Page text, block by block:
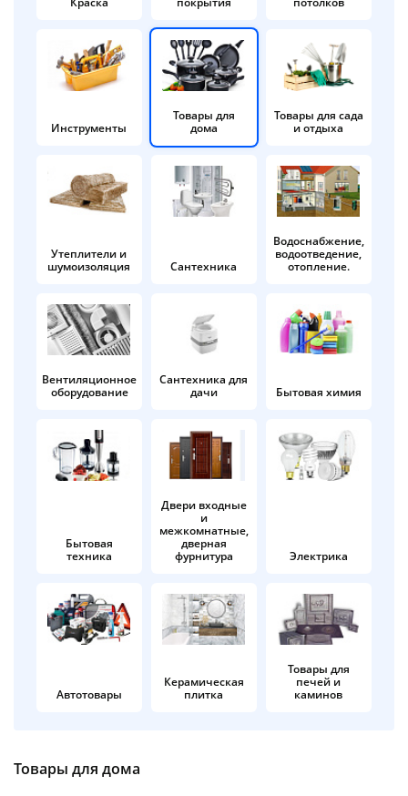
Инструменты
Товары для
дома
Товары для сада
и отдыха
Утеплители и
шумоизоляция
Сантехника
Водоснабжение,
водоотведение,
отопление.
Вентиляционное
оборудование
Сантехника для
дачи
Бытовая химия
Бытовая
техника
Двери входные
и
межкомнатные,
дверная
фурнитура
Электрика
Автотовары
Керамическая
плитка
Товары для
печей и
каминов
Товары для дома
Добавляйте товары
в корзину
Оплачивайте сегодня только
25% картой любого банка
Получайте товар
выбранный способом
Оставшиеся
% будут
по25%каждые 2 недели
Подробнее
об оплате Плайтом
раз в 2
недели
Остались вопросы?
8 800 302-02-51
plait.ru